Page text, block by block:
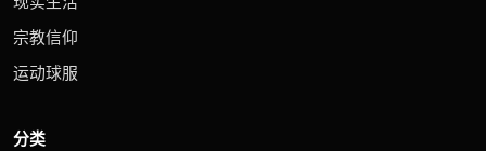
宗教信仰
运动球服
分类